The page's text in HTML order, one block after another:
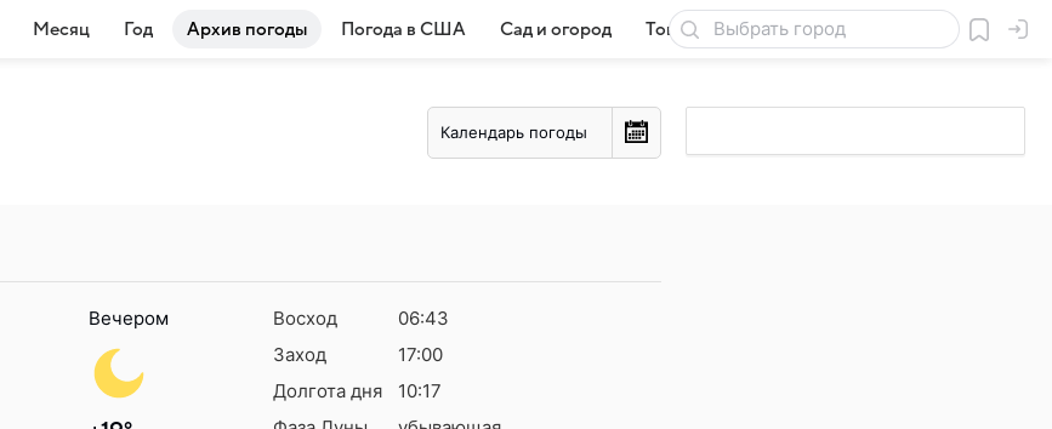
Месяц Год Архив погоды Погода в США Сад и огород Товары для дачи
Календарь погоды
Вечером Восход
06:43
Заход
17:00
Долгота дня
10:17